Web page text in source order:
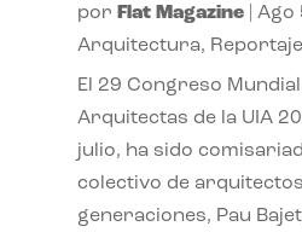
por Flat Magazine| Ago
Arquitectura, Reportaje
El 29 Congreso
Arquitectas de la UIA
julio, ha sido
colectivo de
generaciones, Pau